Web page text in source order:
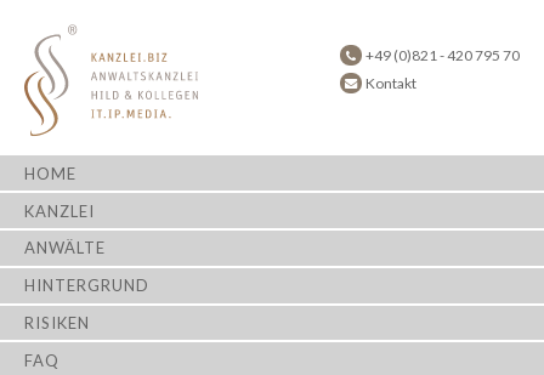
+49 (0)821 - 420 795 70
Kontakt
HOME
KANZLEI
ANWÄLTE
HINTERGRUND
RISIKEN
FAQ